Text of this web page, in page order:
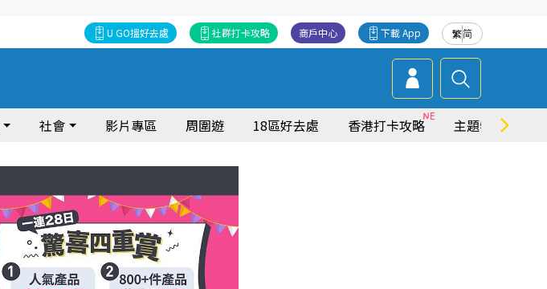
繁简
下載 App
商戶中心
社群打卡攻略
U GO搵好去處
社會 影片專區 周圍遊 18區好去處 香港打卡攻略 主題特集